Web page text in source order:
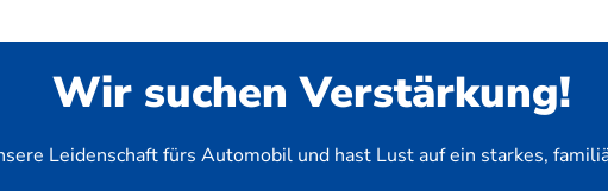
Wir suchen Verstärkung!
Leidenschaft fürs Automobil und hast Lust auf ein starkes,